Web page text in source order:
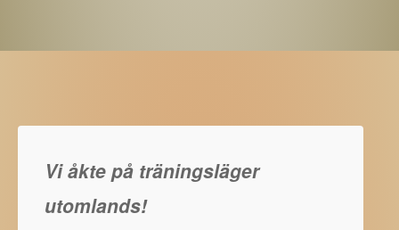
Vi åkte på träningsläger
utomlands!